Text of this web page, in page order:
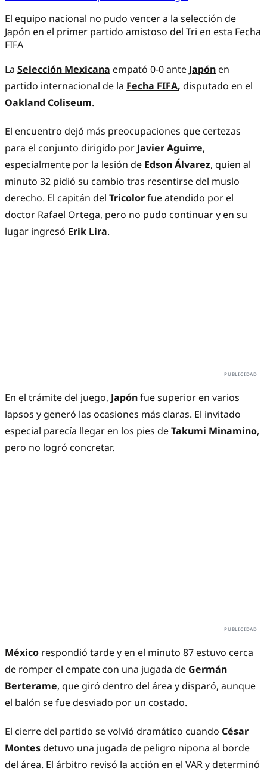
El equipo nacional no pudo vencer a la selección de
Japón en el primer partido amistoso del Tri en esta Fecha
FIFA
La Selección Mexicana empató 0-0 ante Japón en
partido internacional de la Fecha FIFA, disputado en el
Oakland Coliseum.
El encuentro dejó más preocupaciones que certezas
para el conjunto dirigido por Javier Aguirre,
especialmente por la lesión de Edson Álvarez, quien al
minuto 32 pidió su cambio tras resentirse del muslo
derecho. El capitán del Tricolorfue atendido por el
doctor Rafael Ortega, pero no pudo continuar y en su
lugar ingresó Erik Lira.
En el trámite del juego, Japónfue superior en varios
lapsos y generó las ocasiones más claras. El invitado
especial parecía llegar en los pies deTakumi Minamino,
pero no logró concretar.
México respondió tarde y en el minuto 87 estuvo cerca
de romper el empate con una jugada de Germán
Berterame, que giró dentro del área y disparó, aunque
el balón se fue desviado por un costado.
El cierre del partido se volvió dramático cuando César
Montesdetuvo una jugada de peligro nipona al borde
del área. El árbitro revisó la acción en el VAR y determinó